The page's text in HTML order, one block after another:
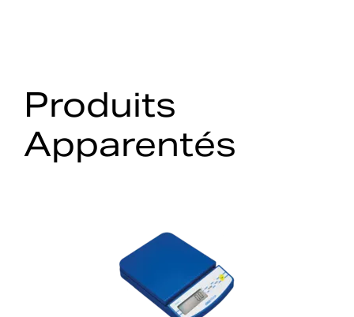
Produits
Apparentés